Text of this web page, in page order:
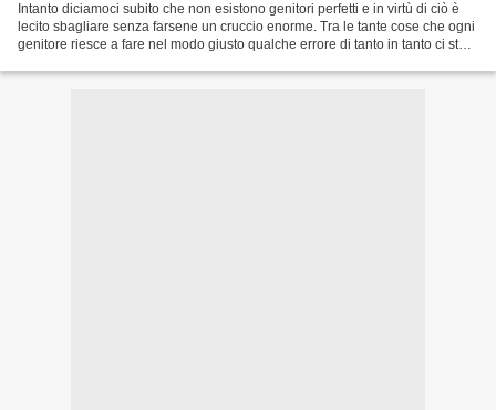
Intanto diciamoci subito che non esistono genitori perfetti e in virtù di ciò è
lecito sbagliare senza farsene un cruccio enorme. Tra le tante cose che ogni
genitore riesce a fare nel modo giusto qualche errore di tanto in tanto ci sta